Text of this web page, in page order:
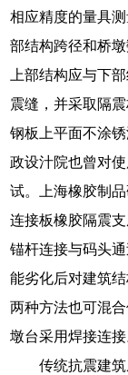
相应精度的量具
部结构跨径和桥
上部结构应与下
震缝，并采取隔
钢板上平面不涂
政设汁院也曾对
试。上海橡胶制
连接板橡胶隔震
锚杆连接与码头
能劣化后对建筑
两种方法也可混
墩台采用焊接连接
传统抗震建